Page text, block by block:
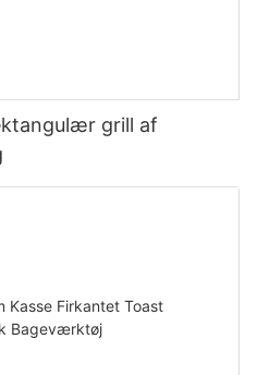
grill af